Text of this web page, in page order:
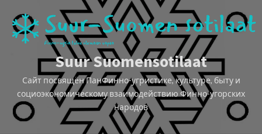
Suur Suomensotilaat
Сайт посвящён ПанФинно-угристике, культуре, быту и
социоэкономическому взаимодействию Финно-угорских
народов